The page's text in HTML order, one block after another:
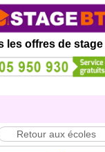
les offres de stage
Retour aux écoles